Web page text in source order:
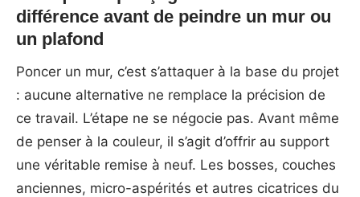
différence avant de peindre un mur ou
un plafond
Poncer un mur, c’est s’attaquer à la base du projet
: aucune alternative ne remplace la précision de
ce travail. L’étape ne se négocie pas. Avant même
de penser à la couleur, il s’agit d’offrir au support
une véritable remise à neuf. Les bosses, couches
anciennes, micro-aspérités et autres cicatrices du